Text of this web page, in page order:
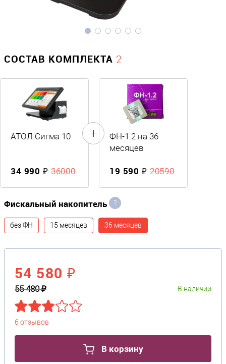
СОСТАВ КОМПЛЕКТА 2
АТОЛ Сигма 10
34 990 ₽36000
ФН-1.2 на 36
месяцев
19 590 ₽20590
Фискальный накопитель ?
без ФН 15 месяцев 36 месяцев
54 580 ₽
55 480 ₽ В наличии
6 отзывов
В корзину